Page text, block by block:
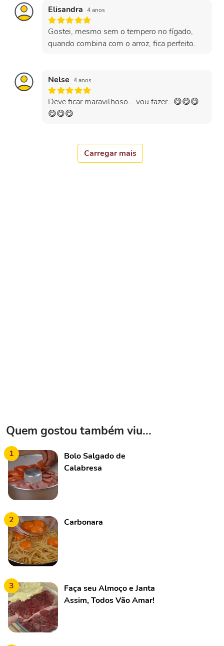
Elisandra 4 anos
Gostei, mesmo sem o tempero no fígado,
quando combina com o arroz, fica perfeito.
Nelse 4 anos
Deve ficar maravilhoso... vou fazer...😋😋😋
😋😋😋
Carregar mais
Quem gostou também viu...
1
Bolo Salgado de
Calabresa
2 Carbonara
3
Faça seu Almoço e Janta
Assim, Todos Vão Amar!